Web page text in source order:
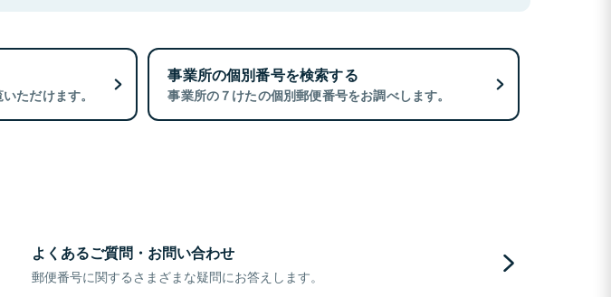
ただけます。
事業所の個別番号を検索する
事業所の７けたの個別郵便番号をお調べします。
よくあるご質問・お問い合わせ
郵便番号に関するさまざまな疑問にお答えします。